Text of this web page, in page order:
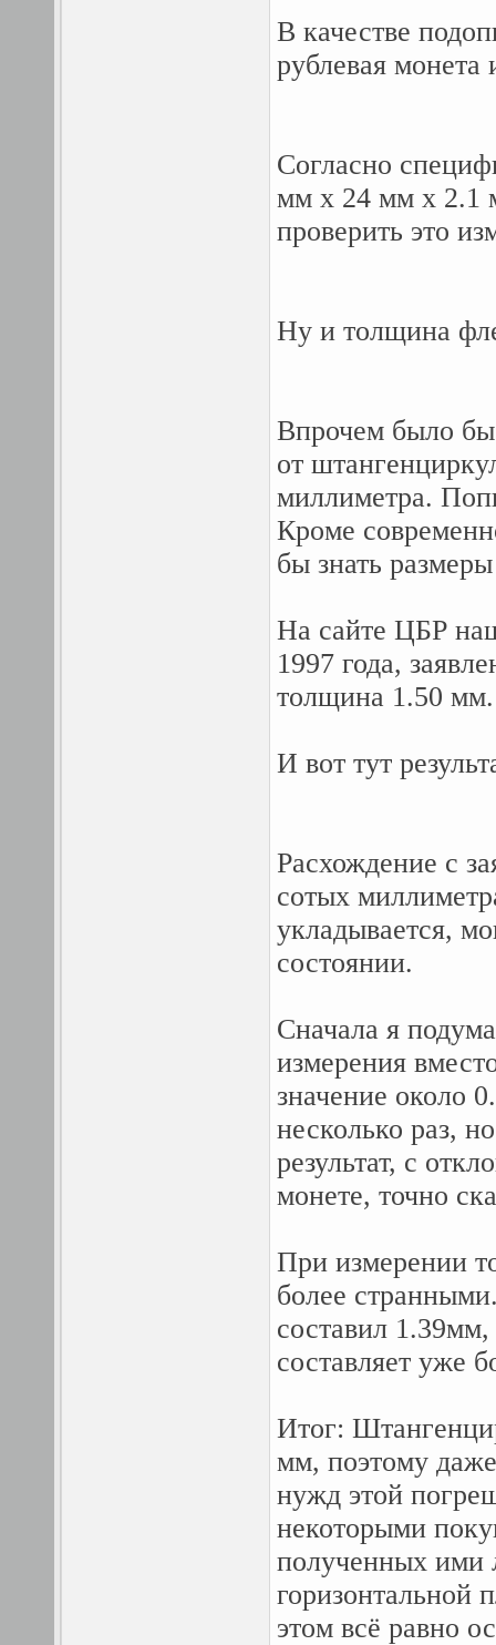
В качестве
рублевая
Согласно
мм x 24 мм x 2.1
проверить это
Ну и толщина
Впрочем было бы
от
миллиметра.
Кроме
бы знать
На сайте ЦБР
1997 года,
толщина 1.50 мм.
И вот тут
Расхождение с
сотых
укладывается,
состоянии.
Сначала я
измерения
значение около
несколько раз,
результат, с
монете, точно
При измерении
более
составил
составляет уже
Итог:
мм, поэтому
нужд этой
некоторыми
полученных ими
горизонтальной
этом всё равно